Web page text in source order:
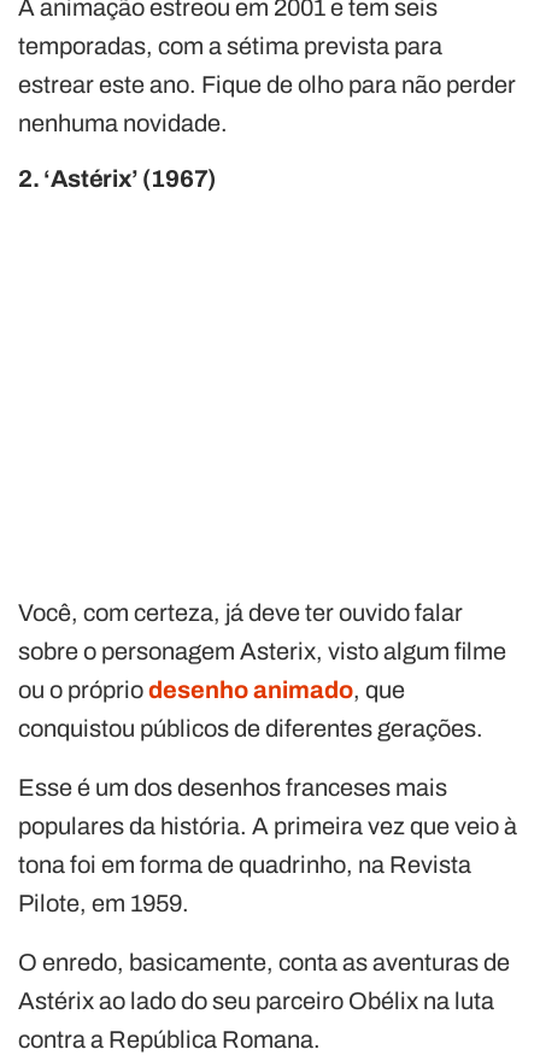
A animação estreou em 2001 e tem seis
temporadas, com a sétima prevista para
estrear este ano. Fique de olho para não perder
nenhuma novidade.
2. ‘Astérix’ (1967)
Você, com certeza, já deve ter ouvido falar
sobre o personagem Asterix, visto algum filme
ou o própriodesenho animado, que
conquistou públicos de diferentes gerações.
Esse é um dos desenhos franceses mais
populares da história. A primeira vez que veio à
tona foi em forma de quadrinho, na Revista
Pilote, em 1959.
O enredo, basicamente, conta as aventuras de
Astérix ao lado do seu parceiro Obélix na luta
contra a República Romana.